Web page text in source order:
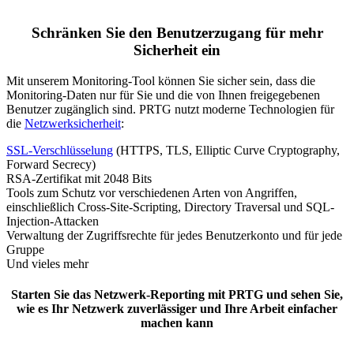
Schränken Sie den Benutzerzugang für mehr
Sicherheit ein
Mit unserem Monitoring-Tool können Sie sicher sein, dass die
Monitoring-Daten nur für Sie und die von Ihnen freigegebenen
Benutzer zugänglich sind. PRTG nutzt moderne Technologien für
die Netzwerksicherheit:
SSL-Verschlüsselung (HTTPS, TLS, Elliptic Curve Cryptography,
Forward Secrecy)
RSA-Zertifikat mit 2048 Bits
Tools zum Schutz vor verschiedenen Arten von Angriffen,
einschließlich Cross-Site-Scripting, Directory Traversal und SQL-
Injection-Attacken
Verwaltung der Zugriffsrechte für jedes Benutzerkonto und für jede
Gruppe
Und vieles mehr
Starten Sie das Netzwerk-Reporting mit PRTG und sehen Sie,
wie es Ihr Netzwerk zuverlässiger und Ihre Arbeit einfacher
machen kann